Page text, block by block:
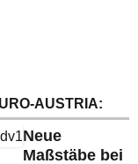
AUSTRIA:
Neue
Maßstäbe bei